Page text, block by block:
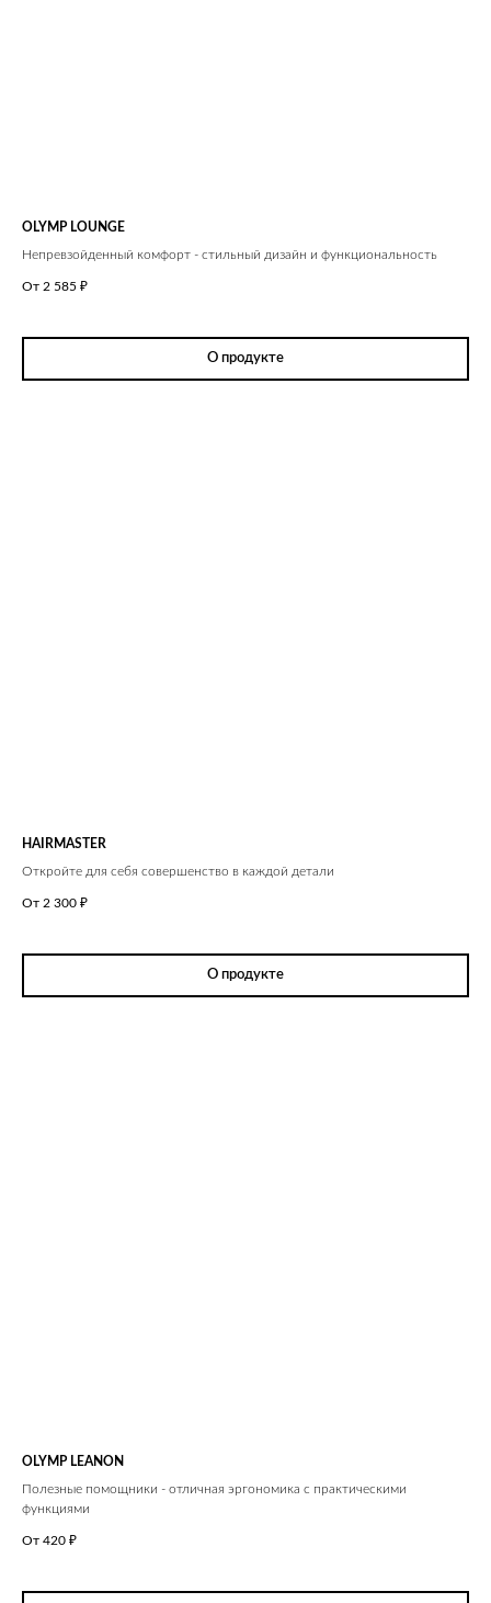
OLYMP LOUNGE
Непревзойденный комфорт - стильный дизайн и функциональность
От 2 585 ₽
О продукте
HAIRMASTER
Откройте для себя совершенство в каждой детали
От 2 300 ₽
О продукте
OLYMP LEANON
Полезные помощники - отличная эргономика с практическими
функциями
От 420 ₽